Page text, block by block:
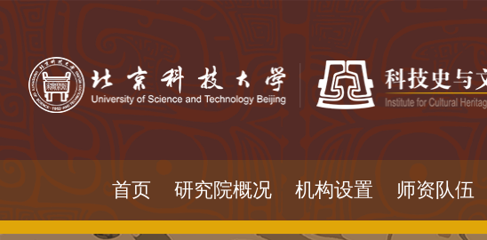
首页 研究院概况 机构设置 师资队伍